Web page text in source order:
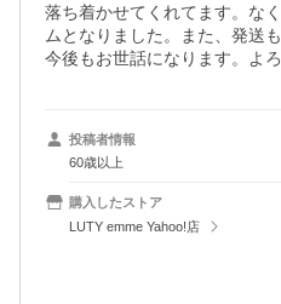
落ち着かせてくれてます。な
ムとなりました。また、発送
今後もお世話になります。よ
投稿者情報
60歳以上
購入したストア
LUTY emme Yahoo!店